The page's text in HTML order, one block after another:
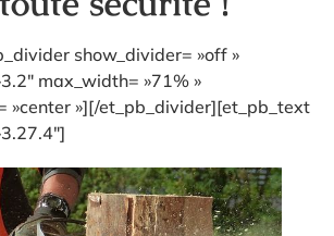
show_divider= »off »
max_width= »71% »
»center »][/et_pb_divider][et_pb_text